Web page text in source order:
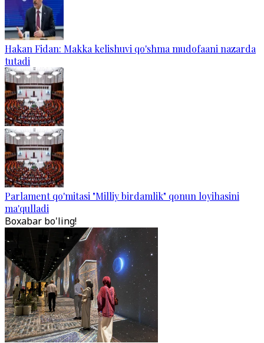
Hakan Fidan: Makka kelishuvi qo'shma mudofaani nazarda
tutadi
Parlament qo'mitasi "Milliy birdamlik" qonun loyihasini
ma'qulladi
Boxabar bo'ling!